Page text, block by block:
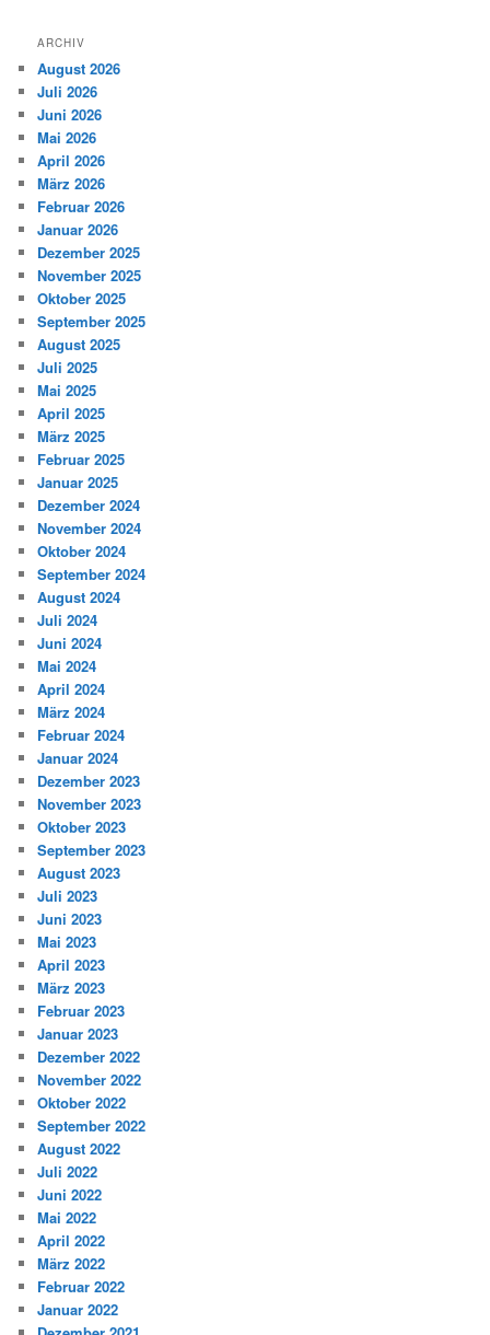
ARCHIV
August 2026
Juli 2026
Juni 2026
Mai 2026
April 2026
März 2026
Februar 2026
Januar 2026
Dezember 2025
November 2025
Oktober 2025
September 2025
August 2025
Juli 2025
Mai 2025
April 2025
März 2025
Februar 2025
Januar 2025
Dezember 2024
November 2024
Oktober 2024
September 2024
August 2024
Juli 2024
Juni 2024
Mai 2024
April 2024
März 2024
Februar 2024
Januar 2024
Dezember 2023
November 2023
Oktober 2023
September 2023
August 2023
Juli 2023
Juni 2023
Mai 2023
April 2023
März 2023
Februar 2023
Januar 2023
Dezember 2022
November 2022
Oktober 2022
September 2022
August 2022
Juli 2022
Juni 2022
Mai 2022
April 2022
März 2022
Februar 2022
Januar 2022